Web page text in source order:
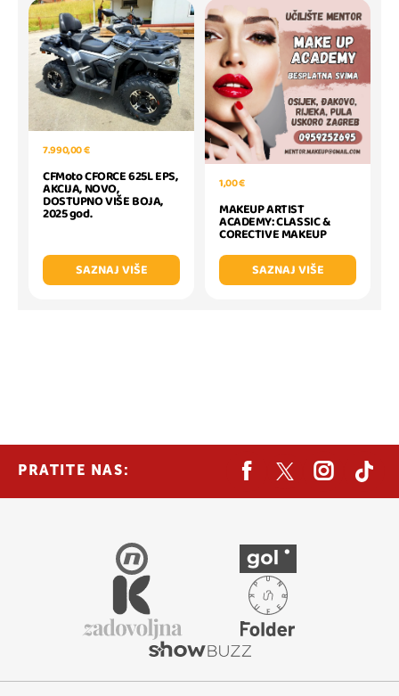
7.990,00 €
CFMoto CFORCE 625L EPS,
AKCIJA, NOVO,
DOSTUPNO VIŠE BOJA,
2025 god.
SAZNAJ VIŠE
1,00 €
MAKEUP ARTIST
ACADEMY: CLASSIC &
CORECTIVE MAKEUP
SAZNAJ VIŠE
PRATITE NAS: